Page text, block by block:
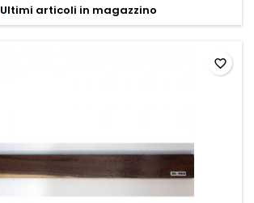
Ultimi articoli in magazzino
favorite_border